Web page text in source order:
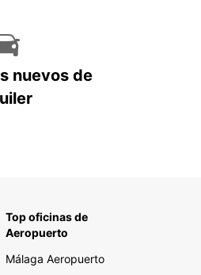
nuevos de
Top oficinas de
Aeropuerto
Málaga Aeropuerto